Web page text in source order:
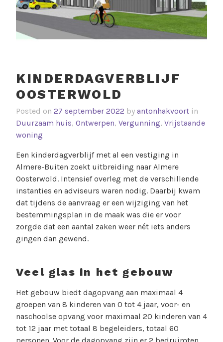
KINDERDAGVERBLIJF
OOSTERWOLD
Posted on 27 september 2022 by antonhakvoort in
Duurzaam huis, Ontwerpen, Vergunning, Vrijstaande
woning
Een kinderdagverblijf met al een vestiging in
Almere-Buiten zoekt uitbreiding naar Almere
Oosterwold. Intensief overleg met de verschillende
instanties en adviseurs waren nodig. Daarbij kwam
dat tijdens de aanvraag er een wijziging van het
bestemmingsplan in de maak was die er voor
zorgde dat een aantal zaken weer nét iets anders
gingen dan gewend.
Veel glas in het gebouw
Het gebouw biedt dagopvang aan maximaal 4
groepen van 8 kinderen van 0 tot 4 jaar, voor- en
naschoolse opvang voor maximaal 20 kinderen van 4
tot 12 jaar met totaal 8 begeleiders, totaal 60